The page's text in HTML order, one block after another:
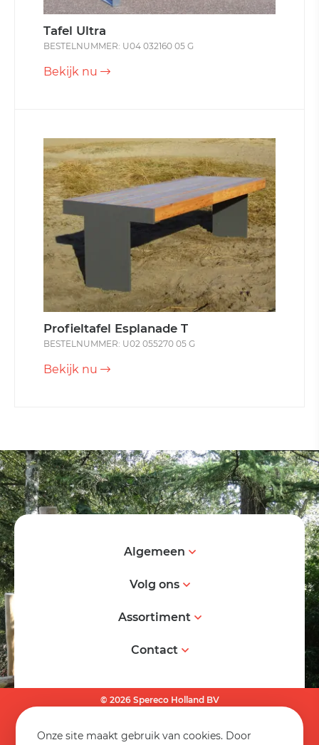
Onze site maakt gebruik van cookies. Door
Tafel Ultra
BESTELNUMMER: U04 032160 05 G
Bekijk nu
Profieltafel Esplanade T
BESTELNUMMER: U02 055270 05 G
Bekijk nu
Algemeen
Volg ons
Assortiment
Contact
© 2026 Spereco Holland BV